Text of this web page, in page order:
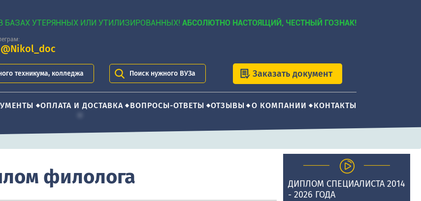
БАЗАХ УТЕРЯННЫХ ИЛИ УТИЛИЗИРОВАННЫХ!АБСОЛЮТНО НАСТОЯЩИЙ, ЧЕСТНЫЙ ГОЗНАК!
@Nikol_doc
техникума, колледжа Поиск нужного ВУЗа Заказать документ
ОПЛАТА И ДОСТАВКА ВОПРОСЫ-ОТВЕТЫ ОТЗЫВЫ О КОМПАНИИ КОНТАКТЫ
филолога
ДИПЛОМ СПЕЦИАЛИСТА 2014
- 2026 ГОДА